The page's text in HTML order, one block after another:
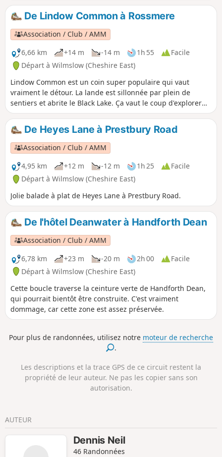
De Lindow Common à Rossmere
Association / Club / AMM
6,66 km
+14 m -14 m 1h 55
Facile
Départ à Wilmslow (Cheshire East)
Lindow Common est un coin super populaire qui vaut
vraiment le détour. La lande est sillonnée par plein de
sentiers et abrite le Black Lake. Ça vaut le coup d'explorer
les zones loin du Black Lake, où on trouve des petites mares
et des étendues de bruyère. Beaucoup de travaux de
conservation sont en cours sur la lande pour garder son
aspect ouvert et protéger la faune et la flore. Elle est classée
site d'intérêt scientifique particulier.
De Heyes Lane à Prestbury Road
Association / Club / AMM
4,95 km
+12 m -12 m 1h 25
Facile
Départ à Wilmslow (Cheshire East)
Jolie balade à plat de Heyes Lane à Prestbury Road.
De l'hôtel Deanwater à Handforth Dean
Association / Club / AMM
6,78 km
+23 m -20 m 2h 00
Facile
Départ à Wilmslow (Cheshire East)
Cette boucle traverse la ceinture verte de Handforth Dean,
qui pourrait bientôt être construite. C'est vraiment
dommage, car cette zone est assez préservée.
Pour plus de randonnées, utilisez notre moteur de recherche
.
Les descriptions et la trace GPS de ce circuit restent la
propriété de leur auteur. Ne pas les copier sans son
autorisation.
AUTEUR
Dennis Neil
46 Randonnées